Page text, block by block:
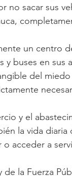
no sacar sus
un centro
buses en sus
del
y el
la vida
acceder a
la Fuerza